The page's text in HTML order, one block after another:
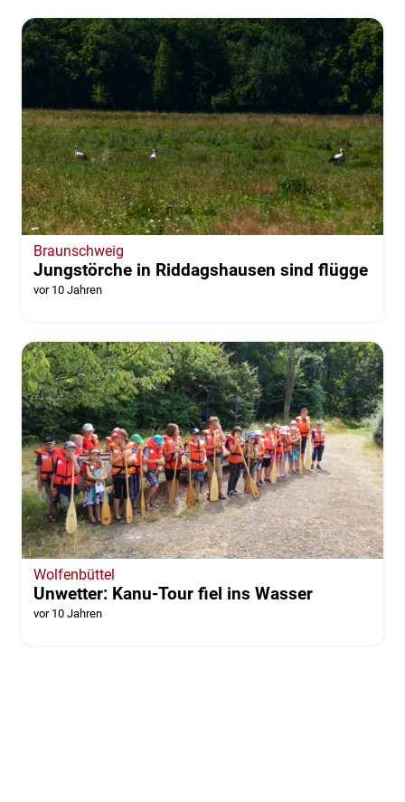
Braunschweig
Jungstörche in Riddagshausen sind flügge
vor 10 Jahren
Wolfenbüttel
Unwetter: Kanu-Tour fiel ins Wasser
vor 10 Jahren